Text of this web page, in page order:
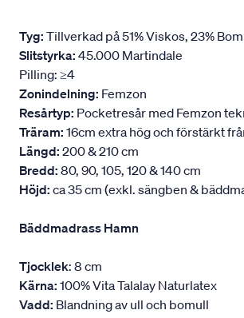
Tyg: Tillverkad på 51% Viskos, 23%
Slitstyrka: 45.000 Martindale
Pilling: ≥4
Zonindelning: Femzon
Resårtyp: Pocketresår med Femzon
Träram: 16cm extra hög och förstärkt
Längd: 200 & 210 cm
Bredd: 80, 90, 105, 120 & 140 cm
Höjd: ca 35 cm (exkl. sängben &
Bäddmadrass Hamn
Tjocklek: 8 cm
Kärna: 100% Vita Talalay Naturlatex
Vadd: Blandning av ull och bomull